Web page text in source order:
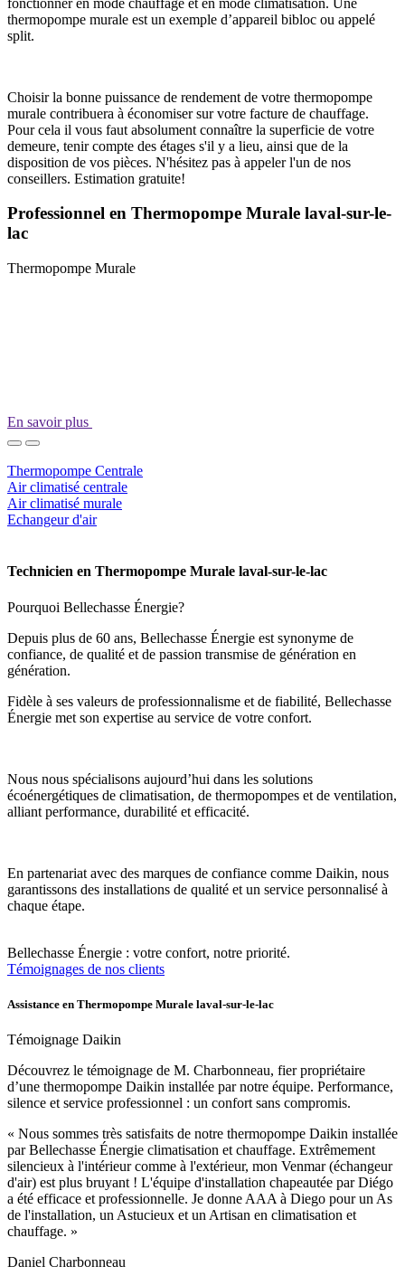
thermopompe murale est un exemple d’appareil bibloc ou appelé
split.
Choisir la bonne puissance de rendement de votre thermopompe
murale contribuera à économiser sur votre facture de chauffage.
Pour cela il vous faut absolument connaître la superficie de votre
demeure, tenir compte des étages s'il y a lieu, ainsi que de la
disposition de vos pièces. N'hésitez pas à appeler l'un de nos
conseillers. Estimation gratuite!
Professionnel en Thermopompe Murale laval-sur-le-
lac
Thermopompe Murale
En savoir plus
Thermopompe Centrale
Air climatisé centrale
Air climatisé murale
Echangeur d'air
Technicien en Thermopompe Murale laval-sur-le-lac
Pourquoi Bellechasse Énergie?
Depuis plus de 60 ans, Bellechasse Énergie est synonyme de
confiance, de qualité et de passion transmise de génération en
génération.
Fidèle à ses valeurs de professionnalisme et de fiabilité, Bellechasse
Énergie met son expertise au service de votre confort.
Nous nous spécialisons aujourd’hui dans les solutions
écoénergétiques de climatisation, de thermopompes et de ventilation,
alliant performance, durabilité et efficacité.
En partenariat avec des marques de confiance comme Daikin, nous
garantissons des installations de qualité et un service personnalisé à
chaque étape.
Bellechasse Énergie : votre confort, notre priorité.
Témoignages de nos clients
Assistance en Thermopompe Murale laval-sur-le-lac
Témoignage Daikin
Découvrez le témoignage de M. Charbonneau, fier propriétaire
d’une thermopompe Daikin installée par notre équipe. Performance,
silence et service professionnel : un confort sans compromis.
« Nous sommes très satisfaits de notre thermopompe Daikin installée
par Bellechasse Énergie climatisation et chauffage. Extrêmement
silencieux à l'intérieur comme à l'extérieur, mon Venmar (échangeur
d'air) est plus bruyant ! L'équipe d'installation chapeautée par Diégo
a été efficace et professionnelle. Je donne AAA à Diego pour un As
de l'installation, un Astucieux et un Artisan en climatisation et
chauffage. »
Daniel Charbonneau